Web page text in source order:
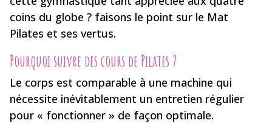
coins du globe ? faisons le point sur le Mat
Pilates et ses vertus.
Pourquoi suivre des cours de Pilates ?
Le corps est comparable à une machine qui
nécessite inévitablement un entretien régulier
pour « fonctionner » de façon optimale.